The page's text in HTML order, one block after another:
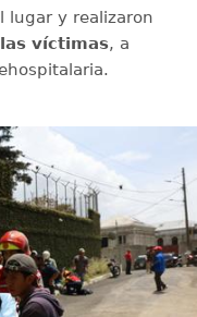
lugar y realizaron
víctimas, a